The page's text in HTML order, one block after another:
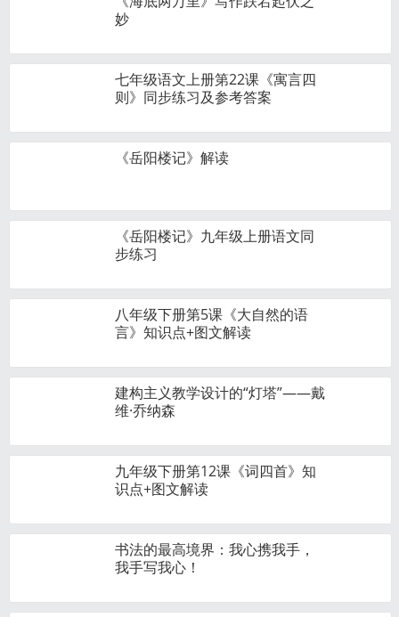
妙
七年级语文上册第22课《寓言四
则》同步练习及参考答案
《岳阳楼记》解读
《岳阳楼记》九年级上册语文同
步练习
八年级下册第5课《大自然的语
言》知识点+图文解读
建构主义教学设计的“灯塔”——戴
维·乔纳森
九年级下册第12课《词四首》知
识点+图文解读
书法的最高境界：我心携我手，
我手写我心！